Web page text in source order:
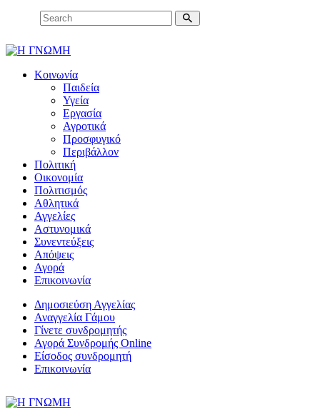
Κοινωνία
Παιδεία
Υγεία
Εργασία
Αγροτικά
Προσφυγικό
Περιβάλλον
Πολιτική
Οικονομία
Πολιτισμός
Αθλητικά
Αγγελίες
Αστυνομικά
Συνεντεύξεις
Απόψεις
Αγορά
Επικοινωνία
Δημοσιεύση Αγγελίας
Αναγγελία Γάμου
Γίνετε συνδρομητής
Αγορά Συνδρομής Online
Είσοδος συνδρομητή
Επικοινωνία